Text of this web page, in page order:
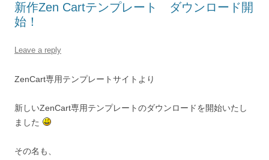
新作Zen Cartテンプレート ダウンロード開
始！
Leave a reply
ZenCart専用テンプレートサイトより
新しいZenCart専用テンプレートのダウンロードを開始いたし
ました
その名も、